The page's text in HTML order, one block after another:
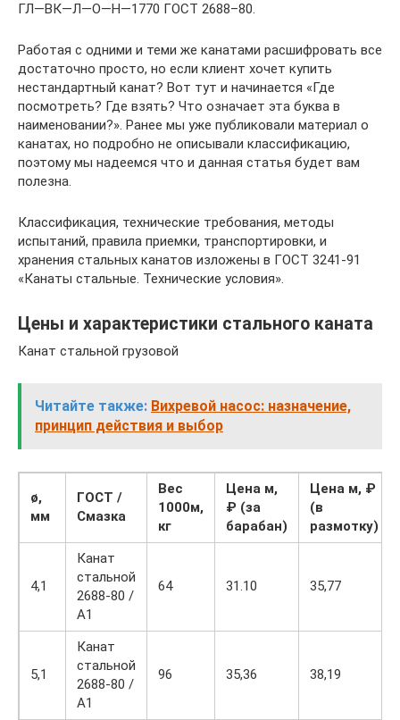
ГЛ—ВК—Л—О—Н—1770 ГОСТ 2688–80.
Работая с одними и теми же канатами расшифровать все
достаточно просто, но если клиент хочет купить
нестандартный канат? Вот тут и начинается «Где
посмотреть? Где взять? Что означает эта буква в
наименовании?». Ранее мы уже публиковали материал о
канатах, но подробно не описывали классификацию,
поэтому мы надеемся что и данная статья будет вам
полезна.
Классификация, технические требования, методы
испытаний, правила приемки, транспортировки, и
хранения стальных канатов изложены в ГОСТ 3241-91
«Канаты стальные. Технические условия».
Цены и характеристики стального каната
Канат стальной грузовой
Читайте также: Вихревой насос: назначение,
принцип действия и выбор
ø,
мм
ГОСТ /
Смазка
Вес
1000м,
кг
Цена м,
₽ (за
барабан)
Цена м, ₽
(в
размотку)
4,1
Канат
стальной
2688-80 /
А1
64 31.10 35,77
5,1
Канат
стальной
2688-80 /
А1
96 35,36 38,19